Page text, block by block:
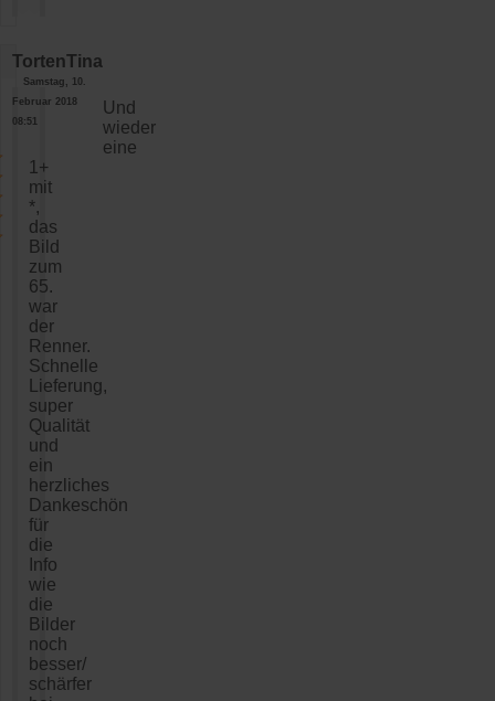
TortenTina
Samstag, 10.
Februar 2018
08:51
Und
wieder
eine
1+
mit
*,
das
Bild
zum
65.
war
der
Renner.
Schnelle
Lieferung,
super
Qualität
und
ein
herzliches
Dankeschön
für
die
Info
wie
die
Bilder
noch
besser/
schärfer